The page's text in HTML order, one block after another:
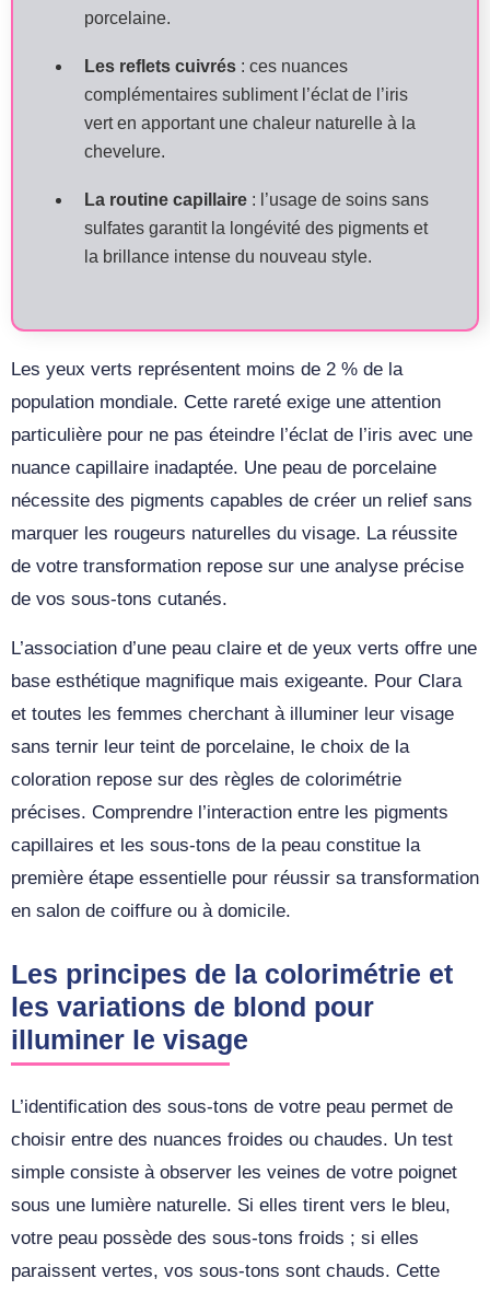
porcelaine.
Les reflets cuivrés : ces nuances
complémentaires subliment l’éclat de l’iris
vert en apportant une chaleur naturelle à la
chevelure.
La routine capillaire : l’usage de soins sans
sulfates garantit la longévité des pigments et
la brillance intense du nouveau style.
Les yeux verts représentent moins de 2 % de la
population mondiale. Cette rareté exige une attention
particulière pour ne pas éteindre l’éclat de l’iris avec une
nuance capillaire inadaptée. Une peau de porcelaine
nécessite des pigments capables de créer un relief sans
marquer les rougeurs naturelles du visage. La réussite
de votre transformation repose sur une analyse précise
de vos sous-tons cutanés.
L’association d’une peau claire et de yeux verts offre une
base esthétique magnifique mais exigeante. Pour Clara
et toutes les femmes cherchant à illuminer leur visage
sans ternir leur teint de porcelaine, le choix de la
coloration repose sur des règles de colorimétrie
précises. Comprendre l’interaction entre les pigments
capillaires et les sous-tons de la peau constitue la
première étape essentielle pour réussir sa transformation
en salon de coiffure ou à domicile.
Les principes de la colorimétrie et
les variations de blond pour
illuminer le visage
L’identification des sous-tons de votre peau permet de
choisir entre des nuances froides ou chaudes. Un test
simple consiste à observer les veines de votre poignet
sous une lumière naturelle. Si elles tirent vers le bleu,
votre peau possède des sous-tons froids ; si elles
paraissent vertes, vos sous-tons sont chauds. Cette